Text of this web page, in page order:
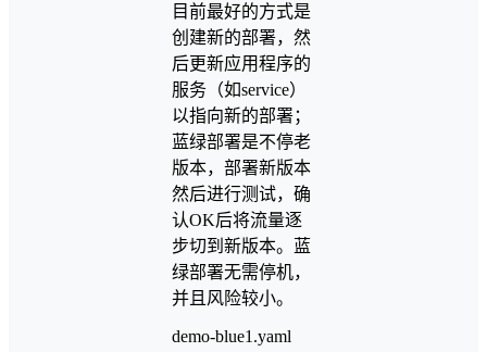
目前最好的方式是
创建新的部署，然
后更新应用程序的
服务（如service）
以指向新的部署；
蓝绿部署是不停老
版本，部署新版本
然后进行测试，确
认OK后将流量逐
步切到新版本。蓝
绿部署无需停机，
并且风险较小。
demo-blue1.yaml